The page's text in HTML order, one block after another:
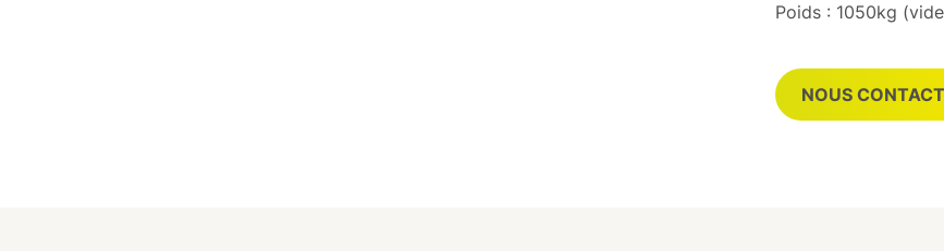
Poids : 1050kg
NOUS